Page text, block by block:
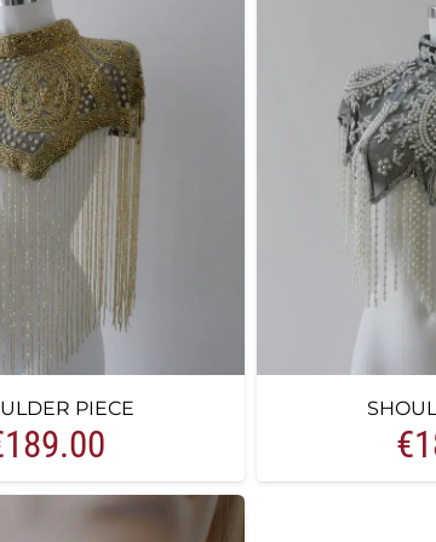
PIECE
189.00 €